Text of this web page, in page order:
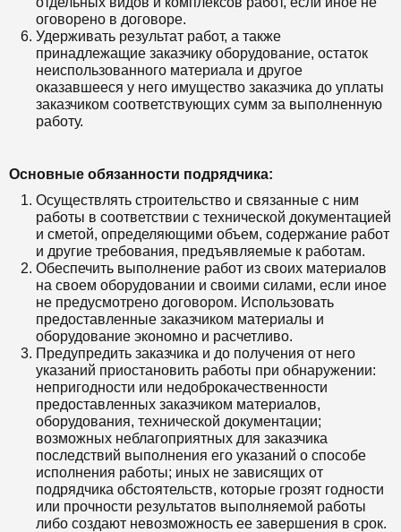
оговорено в договоре.
Удерживать результат работ, а также
принадлежащие заказчику оборудование, остаток
неиспользованного материала и другое
оказавшееся у него имущество заказчика до уплаты
заказчиком соответствующих сумм за выполненную
работу.
Основные обязанности подрядчика:
Осуществлять строительство и связанные с ним
работы в соответствии с технической документацией
и сметой, определяющими объем, содержание работ
и другие требования, предъявляемые к работам.
Обеспечить выполнение работ из своих материалов
на своем оборудовании и своими силами, если иное
не предусмотрено договором. Использовать
предоставленные заказчиком материалы и
оборудование экономно и расчетливо.
Предупредить заказчика и до получения от него
указаний приостановить работы при обнаружении:
непригодности или недоброкачественности
предоставленных заказчиком материалов,
оборудования, технической документации;
возможных неблагоприятных для заказчика
последствий выполнения его указаний о способе
исполнения работы; иных не зависящих от
подрядчика обстоятельств, которые грозят годности
или прочности результатов выполняемой работы
либо создают невозможность ее завершения в срок.